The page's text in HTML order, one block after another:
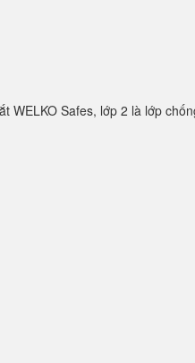
Safes, lớp 2 là lớp